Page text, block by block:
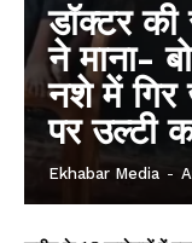
डॉक्टर की
ने माना-
नशे में गिर
पर उल्टी
Ekhabar Media -